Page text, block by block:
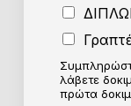
λάβετε
πρώτα